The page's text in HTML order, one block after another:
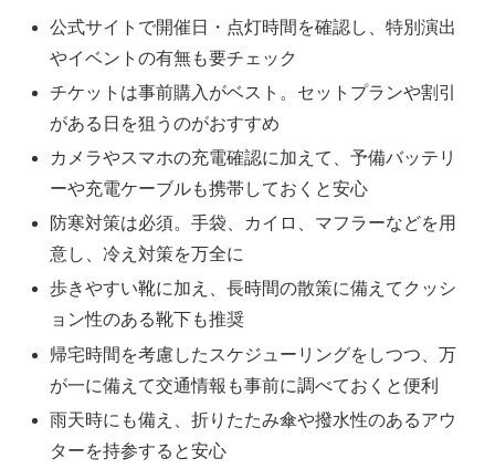
公式サイトで開催日・点灯時間を確認し、特別演出
やイベントの有無も要チェック
チケットは事前購入がベスト。セットプランや割引
がある日を狙うのがおすすめ
カメラやスマホの充電確認に加えて、予備バッテリ
ーや充電ケーブルも携帯しておくと安心
防寒対策は必須。手袋、カイロ、マフラーなどを用
意し、冷え対策を万全に
歩きやすい靴に加え、長時間の散策に備えてクッシ
ョン性のある靴下も推奨
帰宅時間を考慮したスケジューリングをしつつ、万
が一に備えて交通情報も事前に調べておくと便利
雨天時にも備え、折りたたみ傘や撥水性のあるアウ
ターを持参すると安心